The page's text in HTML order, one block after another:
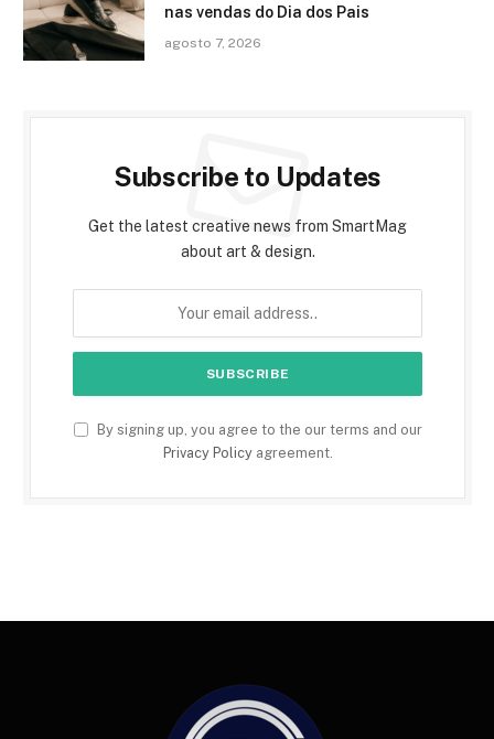
nas vendas do Dia dos Pais
agosto 7, 2026
Subscribe to Updates
Get the latest creative news from SmartMag
about art & design.
By signing up, you agree to the our terms and our
Privacy Policyagreement.